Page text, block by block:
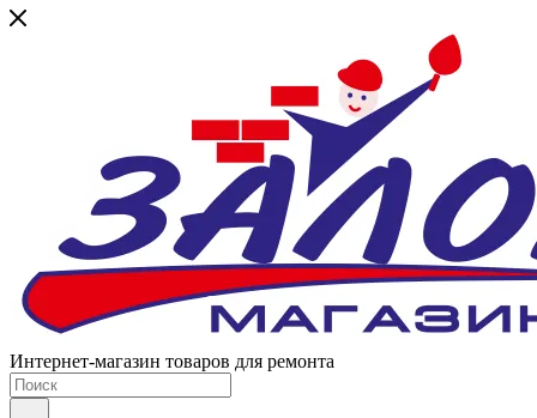
Интернет-магазин товаров для ремонта